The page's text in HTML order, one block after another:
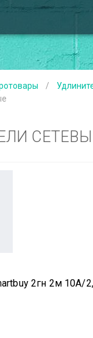
/
2гн 2м 10А/